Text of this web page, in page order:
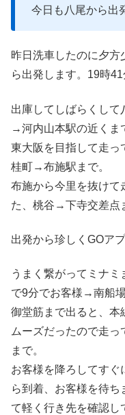
今日も八尾から出
昨日洗車したのに夕
ら出発します。19時41
出庫してしばらくし
→河内山本駅の近くま
東大阪を目指して走っ
桂町→布施駅まで。
布施から今里を抜けて
た、桃谷→下寺交差点
出発から珍しくGOア
うまく繋がってミナ
で9分でお客様→南船場
御堂筋まで出ると、本
ムーズだったので走
まで。
お客様を降ろしてすぐ
ら到着、お客様を待ち
て軽く行き先を確認